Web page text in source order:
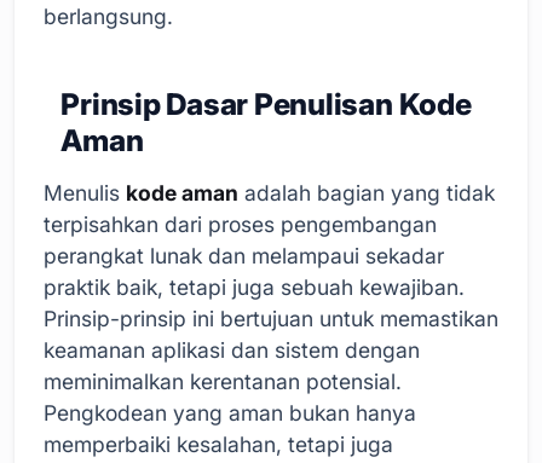
berlangsung.
Prinsip Dasar Penulisan Kode
Aman
Menulis kode aman adalah bagian yang tidak
terpisahkan dari proses pengembangan
perangkat lunak dan melampaui sekadar
praktik baik, tetapi juga sebuah kewajiban.
Prinsip-prinsip ini bertujuan untuk memastikan
keamanan aplikasi dan sistem dengan
meminimalkan kerentanan potensial.
Pengkodean yang aman bukan hanya
memperbaiki kesalahan, tetapi juga